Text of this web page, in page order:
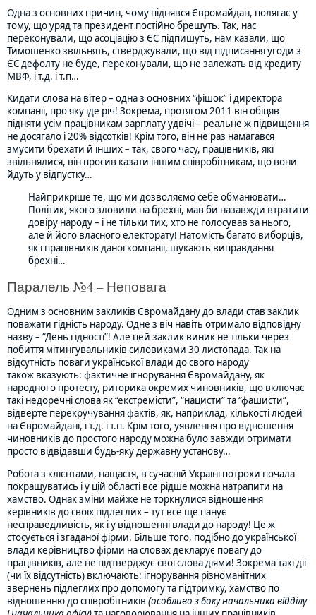
Одна з основних причин, чому піднявся Євромайдан, полягає у
тому, що уряд та президент постійно брешуть. Так, нас
переконували, що асоціацію з ЄС підпишуть, нам казали, що
Тимошенко звільнять, стверджували, що від підписання угоди з
ЄС дефолту не буде, переконували, що не залежать від кредиту
МВФ, і т.д. і т.п…
Кидати слова на вітер – одна з основних “фішок” і директора
компанії, про яку іде річ! Зокрема, протягом 2011 він обіцяв
підняти усім працівникам зарплату удвічі – реальне ж підвищення
не досягало і 20% відсотків! Крім того, він не раз намагався
змусити брехати й інших – так, свого часу, працівників, які
звільнялися, він просив казати іншим співробітникам, що вони
йдуть у відпустку…
Найприкріше те, що ми дозволяємо себе обманювати…
Політик, якого зловили на брехні, мав би назавжди втратити
довіру народу – і не тільки тих, хто не голосував за нього,
але й його власного електорату! Натомість багато виборців,
як і працівників даної компанії, шукають виправдання
брехні…
Паралель №4 – Неповага
Одним з основним закликів Євромайдану до влади став заклик
поважати гідність народу. Одне з віч навіть отримало відповідну
назву – “День гідності”! Але цей заклик виник не тільки через
побиття мітингувальників силовиками 30 листопада. Так на
відсутність поваги української влади до свого народу
також вказують: фактичне ігнорування Євромайдану, як
народного протесту, риторика окремих чиновників, що включає
такі недоречні слова як “екстремісти”, “нацисти” та “фашисти”,
відверте перекручування фактів, як, наприклад, кількості людей
на Євромайдані, і т.д. і т.п. Крім того, уявлення про відношення
чиновників до простого народу можна було завжди отримати
просто відвідавши будь-яку державну установу…
Робота з клієнтами, нащастя, в сучасній Україні потрохи почала
покращуватись і у цій області все рідше можна натрапити на
хамство. Однак зміни майже не торкнулися відношення
керівників до своїх підлеглих – тут все ще панує
несправедливість, як і у відношенні влади до народу! Це ж
стосується і згаданої фірми. Більше того, подібно до української
влади керівництво фірми на словах декларує повагу до
працівників, але не підтверджує свої слова діями! Зокрема такі дії
(чи їх відсутність) включають: ігнорування різноманітних
звернень підлеглих про допомогу та підтримку, хамство по
відношенню до співробітників (особливо з боку начальника відділу